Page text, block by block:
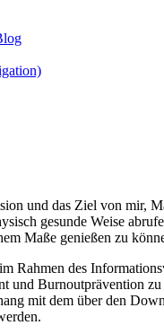
und das Ziel von mir,
gesunde Weise
Maße genießen zu
Rahmen des
und Burnoutprävention
mit dem über den